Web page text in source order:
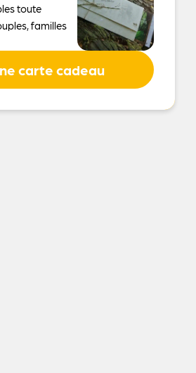
toute
familles
carte cadeau